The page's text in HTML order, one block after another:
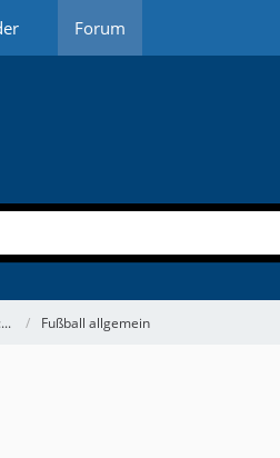
Forum
Fußball allgemein